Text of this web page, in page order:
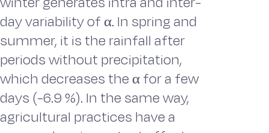
day variability of α. In spring and
summer, it is the rainfall after
periods without precipitation,
which decreases the α for a few
days (-6.9 %). In the same way,
agricultural practices have a